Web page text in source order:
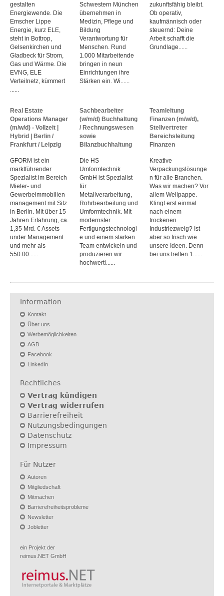
gestalten
Energiewende. Die
Emscher Lippe
Energie, kurz ELE,
steht in Bottrop,
Gelsenkirchen und
Gladbeck für Strom,
Gas und Wärme. Die
EVNG, ELE
Verteilnetz, kümmert
Schwestern München
übernehmen in
Medizin, Pflege und
Bildung
Verantwortung für
Menschen. Rund
1.000 Mitarbeitende
bringen in neun
Einrichtungen ihre
Stärken ein. Wi......
zukunftsfähig bleibt.
Ob operativ,
kaufmännisch oder
steuernd: Deine
Arbeit schafft die
Grundlage......
Real Estate
Operations Manager
(m/w/d) - Vollzeit |
Hybrid | Berlin /
Frankfurt / Leipzig
GFORM ist ein
marktführender
Spezialist im Bereich
Mieter- und
Gewerbeimmobilien
management mit Sitz
in Berlin. Mit über 15
Jahren Erfahrung, ca.
1,35 Mrd. € Assets
under Management
und mehr als
550.00......
Sachbearbeiter
(w/m/d) Buchhaltung
/ Rechnungswesen
sowie
Bilanzbuchhaltung
Die HS
Umformtechnik
GmbH ist Spezialist
für
Metallverarbeitung,
Rohrbearbeitung und
Umformtechnik. Mit
modernster
Fertigungstechnologi
e und einem starken
Team entwickeln und
produzieren wir
hochwerti......
Teamleitung
Finanzen (m/w/d),
Stellvertreter
Bereichsleitung
Finanzen
Kreative
Verpackungslösunge
n für alle Branchen.
Was wir machen? Vor
allem Wellpappe.
Klingt erst einmal
nach einem
trockenen
Industriezweig? Ist
aber so frisch wie
unsere Ideen. Denn
bei uns treffen 1......
Information
Kontakt
Über uns
Werbemöglichkeiten
AGB
Facebook
LinkedIn
Rechtliches
Vertrag kündigen
Vertrag widerrufen
Barrierefreiheit
Nutzungsbedingungen
Datenschutz
Impressum
Für Nutzer
Autoren
Mitgliedschaft
Mitmachen
Barrierefreiheitsprobleme
Newsletter
Jobletter
ein Projekt der
reimus.NET GmbH